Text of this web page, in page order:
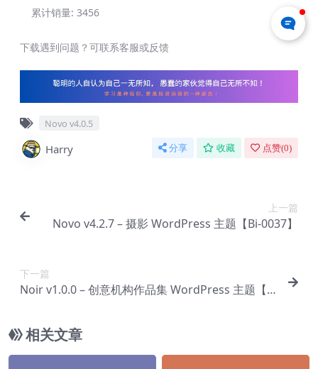
累计销量: 3456
下载遇到问题？可联系客服或反馈
Novo v4.0.5
Harry 分享 收藏 点赞(0)
上一篇
Novo v4.2.7 – 摄影 WordPress 主题【Bi-0037】
下一篇
Noir v1.0.0 – 创意机构作品集 WordPress 主题【Bi
相关文章